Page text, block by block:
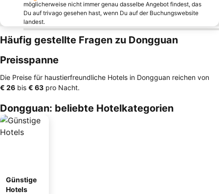
möglicherweise nicht immer genau dasselbe Angebot findest, das
Du auf trivago gesehen hast, wenn Du auf der Buchungswebsite
landest.
Häufig gestellte Fragen zu Dongguan
Preisspanne
Die Preise für haustierfreundliche Hotels in Dongguan reichen von
‎€ 26 bis ‎€ 63 pro Nacht.
Dongguan: beliebte Hotelkategorien
Günstige
Hotels